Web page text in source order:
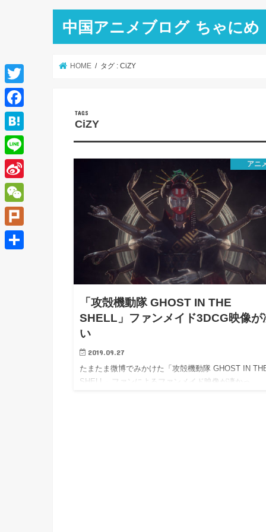
中国アニメブログ ちゃにめ
HOME タグ : CiZY
CiZY
アニ
「攻殻機動隊 GHOST IN THE
SHELL」ファンメイド3DCG映像が
い
2019.09.27
たまたま微博でみかけた「攻殻機動隊 GHOST IN
SHELL」ファンによるファンメイド映像が凄かっ…
T
w
i
t
e
r
F
a
c
e
b
o
o
k
H
a
t
e
a
L
i
n
e
S
i
n
a
W
e
C
P